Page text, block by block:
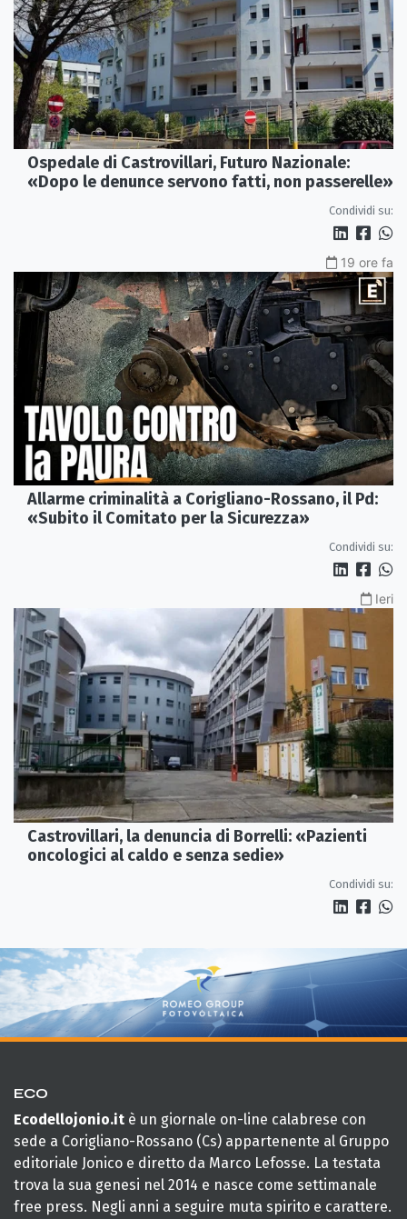
Ospedale di Castrovillari, Futuro Nazionale:
«Dopo le denunce servono fatti, non passerelle»
Condividi su:
19 ore fa
Allarme criminalità a Corigliano-Rossano, il Pd:
«Subito il Comitato per la Sicurezza»
Condividi su:
Ieri
Castrovillari, la denuncia di Borrelli: «Pazienti
oncologici al caldo e senza sedie»
Condividi su:
ECO
Ecodellojonio.it è un giornale on-line calabrese con
sede a Corigliano-Rossano (Cs) appartenente al Gruppo
editoriale Jonico e diretto da Marco Lefosse. La testata
trova la sua genesi nel 2014 e nasce come settimanale
free press. Negli anni a seguire muta spirito e carattere.